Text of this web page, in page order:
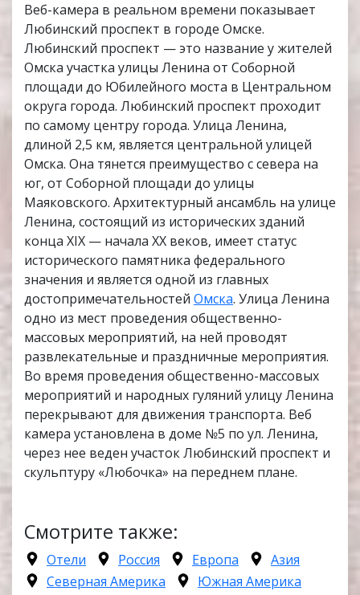
Веб-камера в реальном времени показывает
Любинский проспект в городе Омске.
Любинский проспект — это название у жителей
Омска участка улицы Ленина от Соборной
площади до Юбилейного моста в Центральном
округа города. Любинский проспект проходит
по самому центру города. Улица Ленина,
длиной 2,5 км, является центральной улицей
Омска. Она тянется преимущество с севера на
юг, от Соборной площади до улицы
Маяковского. Архитектурный ансамбль на улице
Ленина, состоящий из исторических зданий
конца XIX — начала XX веков, имеет статус
исторического памятника федерального
значения и является одной из главных
достопримечательностей Омска. Улица Ленина
одно из мест проведения общественно-
массовых мероприятий, на ней проводят
развлекательные и праздничные мероприятия.
Во время проведения общественно-массовых
мероприятий и народных гуляний улицу Ленина
перекрывают для движения транспорта. Веб
камера установлена в доме №5 по ул. Ленина,
через нее веден участок Любинский проспект и
скульптуру «Любочка» на переднем плане.
Смотрите также:
Отели Россия Европа
Азия
Северная Америка
Южная Америка